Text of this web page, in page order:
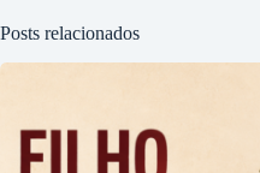
Posts relacionados